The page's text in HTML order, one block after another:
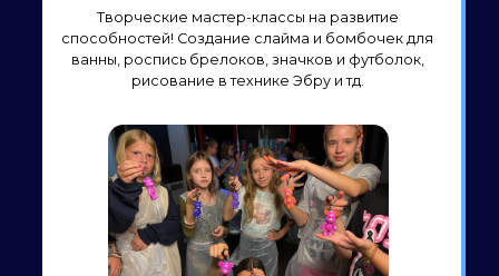
Включает в себя : большой обеденный стол и
сидячие места до 30 человек, вешалка,
одноразовая посуда, чай, сахар, кулер,
музыкальная колонка, экран с проектором, на
которой можно вывести собственное видео, квиз
или игры. При необходимости предоставляется